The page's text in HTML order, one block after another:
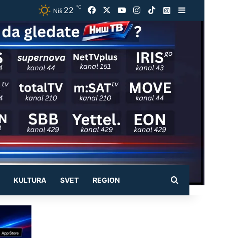
Niš 22 ℃ Facebook YouTubeInstagram
TikTokInstagram
KULTURA SVET REGION Pretraži